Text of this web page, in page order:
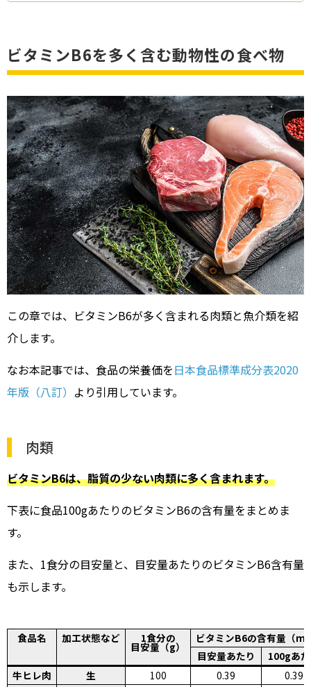
ビタミンB6を多く含む動物性の食べ物
この章では、ビタミンB6が多く含まれる肉類と魚介類を紹
介します。
なお本記事では、食品の栄養価を日本食品標準成分表2020
年版（八訂） より引用しています。
肉類
ビタミンB6は、脂質の少ない肉類に多く含まれます。
下表に食品100gあたりのビタミンB6の含有量をまとめま
す。
また、1食分の目安量と、目安量あたりのビタミンB6含有量
も示します。
食品名 加工状態など 1食分の
目安量（g）
ビタミンB6の含有量（
目安量あたり
100gあ
牛ヒレ肉
生 100 0.39
0.39